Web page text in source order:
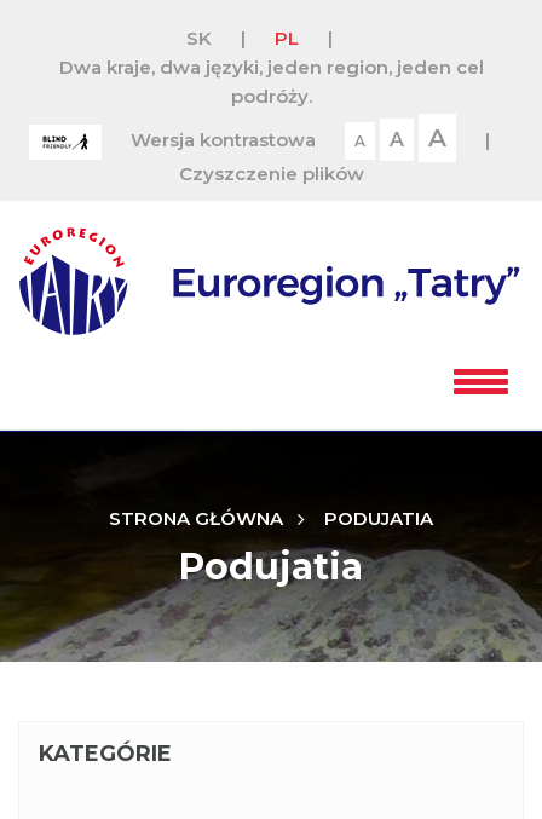
SK | PL
|
Dwa kraje, dwa języki, jeden region, jeden cel
podróży.
Wersja kontrastowa
A A A
|
Czyszczenie plików
STRONA GŁÓWNA PODUJATIA
Podujatia
KATEGÓRIE